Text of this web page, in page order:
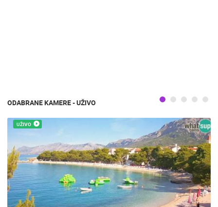
ODABRANE KAMERE - UŽIVO
UŽIVO